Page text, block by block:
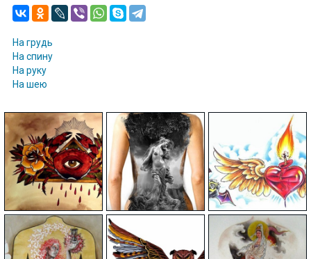
На грудь
На спину
На руку
На шею